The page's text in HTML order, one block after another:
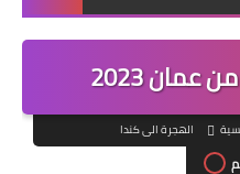
2023
الهجرة الى كندا